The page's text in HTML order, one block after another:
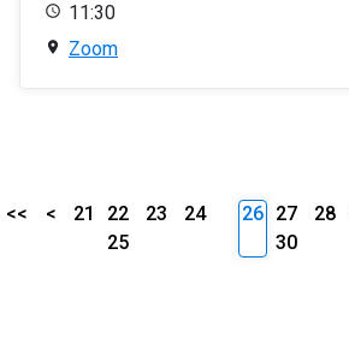
11:30
Zoom
<< < 21 22 23
24
25
26 27 28
30